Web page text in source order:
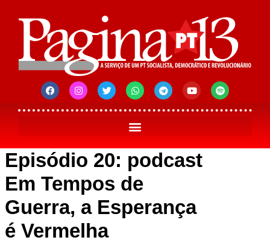
Episódio 20: podcast
Em Tempos de
Guerra, a Esperança
é Vermelha